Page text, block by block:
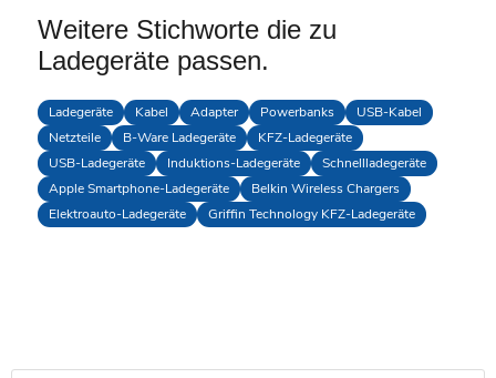
Weitere Stichworte die zu
Ladegeräte passen.
Ladegeräte Kabel Adapter Powerbanks
USB-Kabel
Netzteile
B-Ware Ladegeräte
KFZ-Ladegeräte
USB-Ladegeräte
Induktions-Ladegeräte
Schnellladegeräte
Apple Smartphone-Ladegeräte
Belkin Wireless Chargers
Elektroauto-Ladegeräte
Griffin Technology KFZ-Ladegeräte